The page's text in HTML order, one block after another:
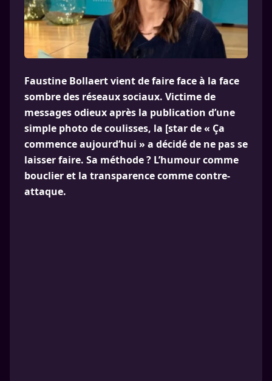
Faustine Bollaert vient de faire face à la face
sombre des réseaux sociaux. Victime de
messages odieux après la publication d’une
simple photo de coulisses, la [star de « Ça
commence aujourd’hui » a décidé de ne pas se
laisser faire. Sa méthode ? L’humour comme
bouclier et la transparence comme contre-
attaque.